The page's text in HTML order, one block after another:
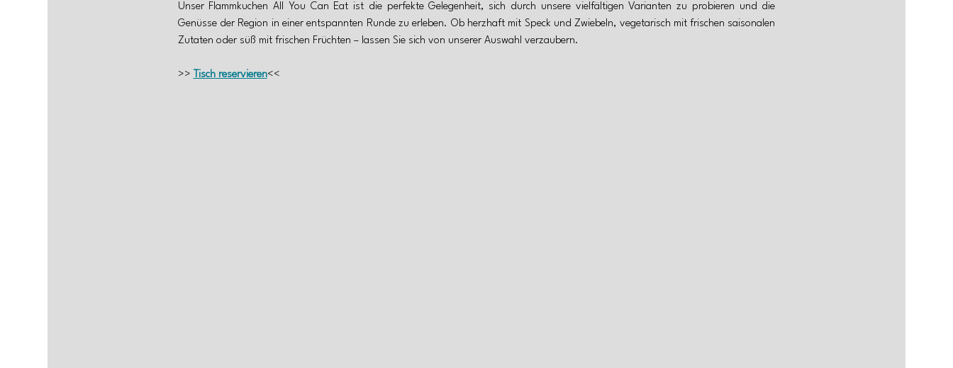
Unser Flammkuchen All You Can Eat ist die perfekte Gelegenheit, sich durch unsere vielfältigen Varianten zu probieren und die
Genüsse der Region in einer entspannten Runde zu erleben. Ob herzhaft mit Speck und Zwiebeln, vegetarisch mit frischen saisonalen
Zutaten oder süß mit frischen Früchten – lassen Sie sich von unserer Auswahl verzaubern.
>> Tisch reservieren<<